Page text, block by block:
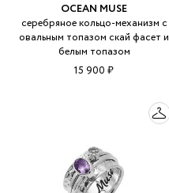
OCEAN MUSE
серебряное кольцо-механизм с
овальным топазом скай фасет и
белым топазом
15 900 ₽